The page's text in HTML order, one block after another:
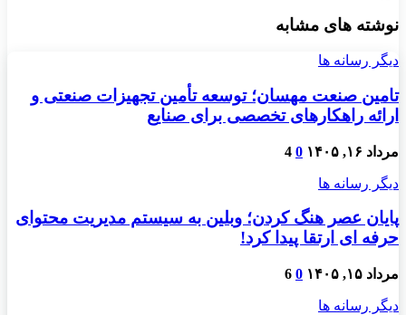
نوشته های مشابه
دیگر رسانه ها
تامین صنعت مهسان؛ توسعه تأمین تجهیزات صنعتی و
ارائه راهکارهای تخصصی برای صنایع
مرداد ۱۶, ۱۴۰۵ 0
4
دیگر رسانه ها
پایان عصر هنگ کردن؛ وبلین به سیستم مدیریت محتوای
حرفه ای ارتقا پیدا کرد!
مرداد ۱۵, ۱۴۰۵ 0
6
دیگر رسانه ها